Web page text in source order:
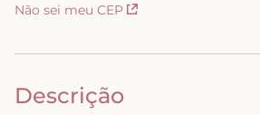
Não sei meu CEP
Descrição